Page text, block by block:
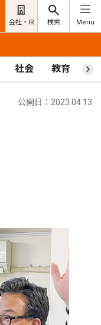
会社・IR 検索 Menu
社会 教育 ス
公開日：2023.04.13